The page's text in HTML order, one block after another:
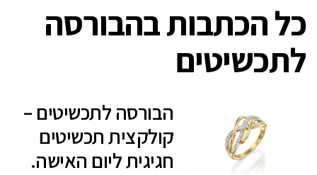
כל הכתבות בהבורסה
לתכשיטים
הבורסה לתכשיטים –
קולקצית תכשיטים
חגיגית ליום האישה.